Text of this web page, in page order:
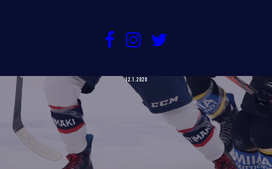
GIMMOILLE KUUDEN PISTEEN
12.1.2020